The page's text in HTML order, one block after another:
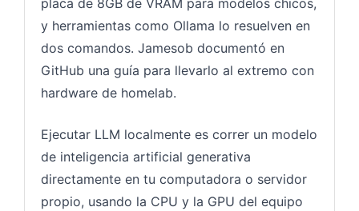
y herramientas como Ollama lo resuelven en
dos comandos. Jamesob documentó en
GitHub una guía para llevarlo al extremo con
hardware de homelab.
Ejecutar LLM localmente es correr un modelo
de inteligencia artificial generativa
directamente en tu computadora o servidor
propio, usando la CPU y la GPU del equipo